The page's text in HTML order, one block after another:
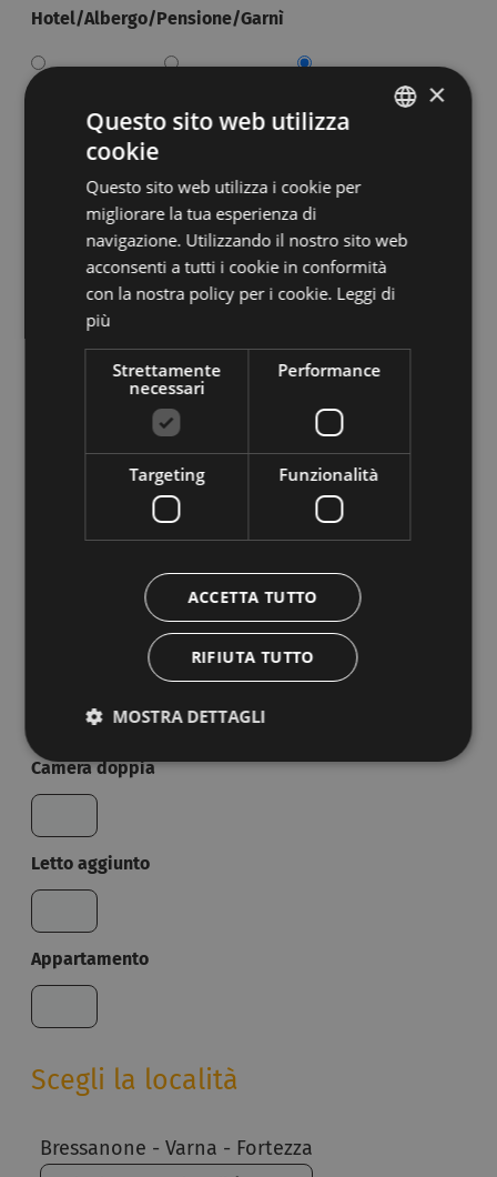
Hotel/Albergo/Pensione/Garnì
Appartamenti/Affittacamere
**
*
Residence
***
Agriturismo
Numero camere/appartamenti
Camera singola
Camera doppia
Letto aggiunto
Appartamento
Scegli la località
Bressanone - Varna - Fortezza
×
Questo sito web utilizza
cookie
Questo sito web utilizza i cookie per
migliorare la tua esperienza di
navigazione. Utilizzando il nostro sito web
acconsenti a tutti i cookie in conformità
con la nostra policy per i cookie. Leggi di
più
Strettamente
necessari
Performance
Targeting Funzionalità
ACCETTA TUTTO
RIFIUTA TUTTO
MOSTRA DETTAGLI